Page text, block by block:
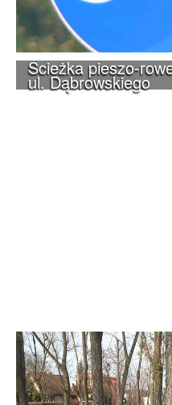
Ścieżka pieszo-
ul. Dąbrowskiego